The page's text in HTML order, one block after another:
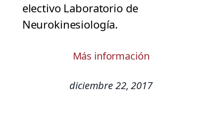
electivo Laboratorio de
Neurokinesiología.
Más información
diciembre 22, 2017